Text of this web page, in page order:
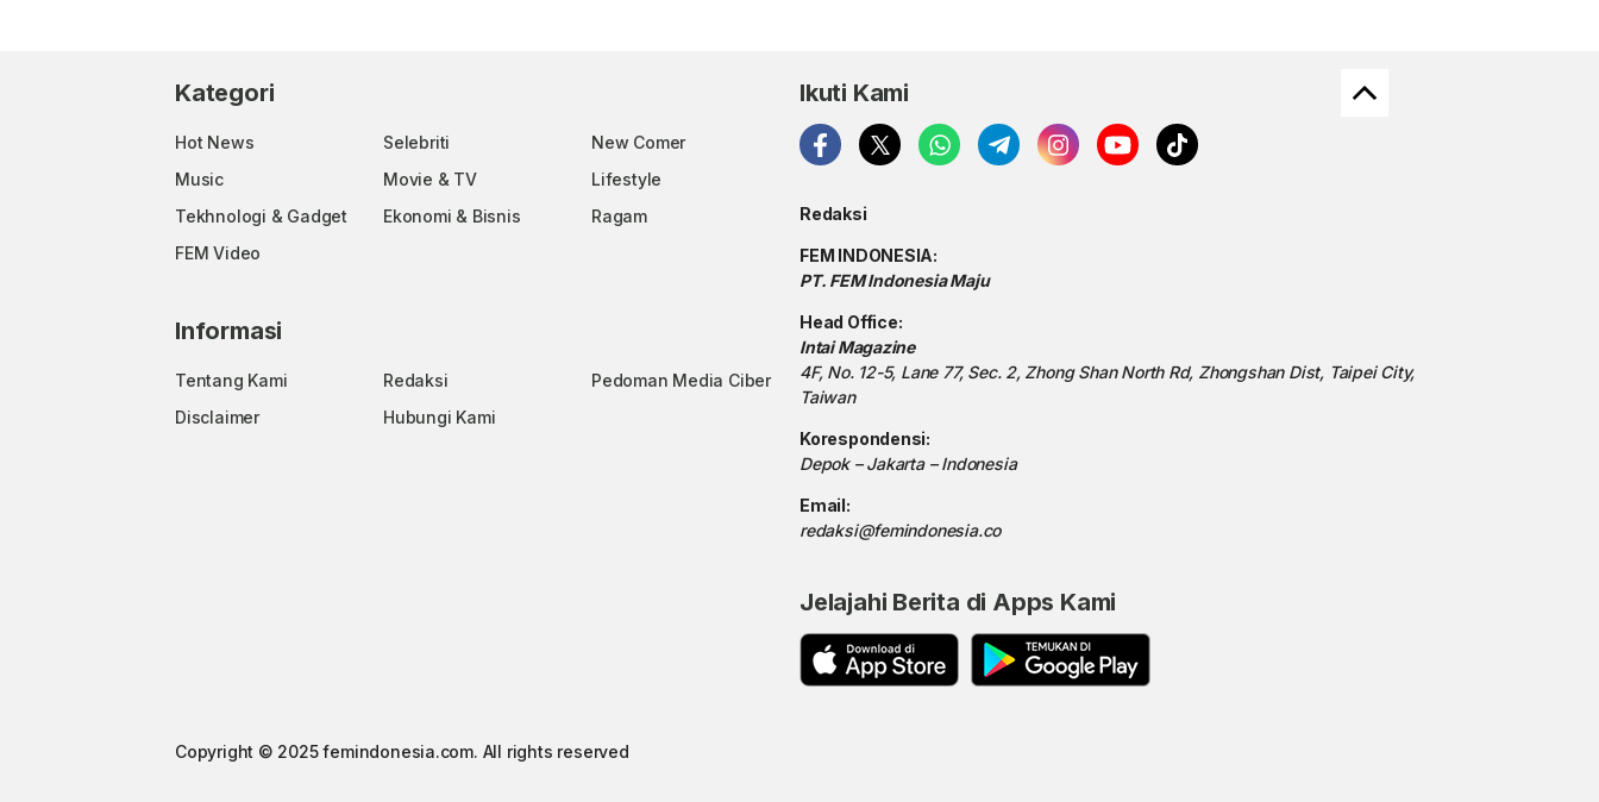
Kategori
Hot News Selebriti
New Comer
Music
Movie & TV
Lifestyle
Tekhnologi & Gadget
Ekonomi & Bisnis
Ragam
FEM Video
Informasi
Tentang Kami Redaksi
Pedoman Media Ciber
Disclaimer
Hubungi Kami
Ikuti Kami
Redaksi
FEM INDONESIA:
PT. FEM Indonesia Maju
Head Office:
Intai Magazine
4F, No. 12-5, Lane 77, Sec. 2, Zhong Shan North Rd, Zhongshan Dist, Taipei City,
Taiwan
Korespondensi:
Depok – Jakarta – Indonesia
Email:
redaksi@femindonesia.co
Jelajahi Berita di Apps Kami
Copyright © 2025 femindonesia.com. All rights reserved